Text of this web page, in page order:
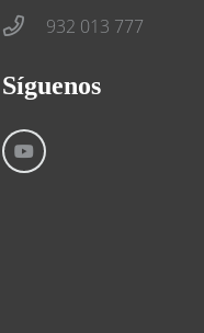
932 013 777
Síguenos